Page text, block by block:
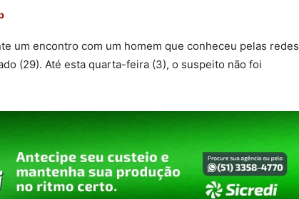
um encontro com um homem que conheceu pelas redes
(29). Até esta quarta-feira (3), o suspeito não foi